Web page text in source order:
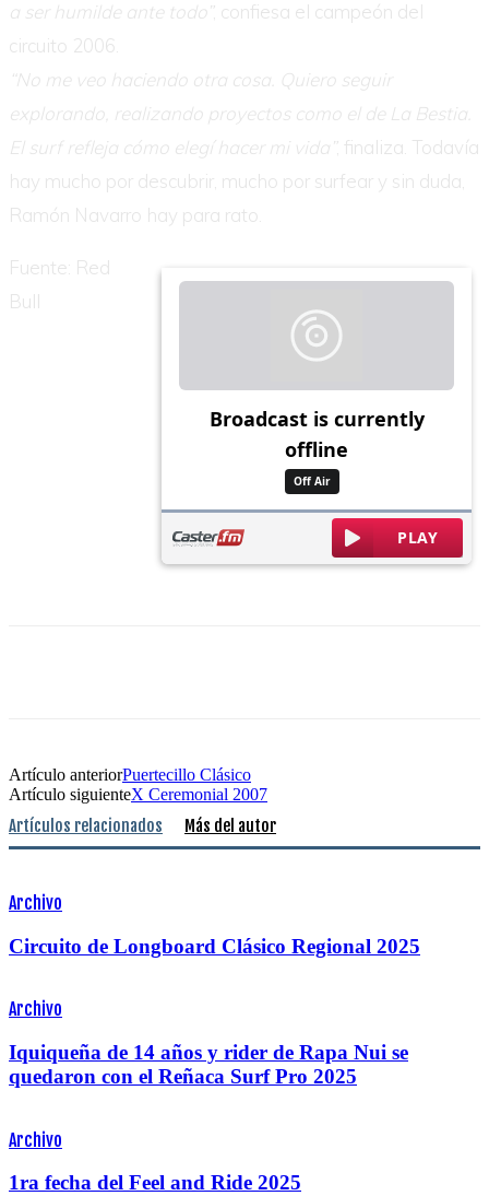
a ser humilde ante todo”, confiesa el campeón del
circuito 2006.
“No me veo haciendo otra cosa. Quiero seguir
explorando, realizando proyectos como el de La Bestia.
El surf refleja cómo elegí hacer mi vida”, finaliza. Todavía
hay mucho por descubrir, mucho por surfear y sin duda,
Ramón Navarro hay para rato.
Fuente: Red
Bull
Artículo anteriorPuertecillo Clásico
Artículo siguienteX Ceremonial 2007
Artículos relacionados Más del autor
Archivo
Circuito de Longboard Clásico Regional 2025
Archivo
Iquiqueña de 14 años y rider de Rapa Nui se
quedaron con el Reñaca Surf Pro 2025
Archivo
1ra fecha del Feel and Ride 2025